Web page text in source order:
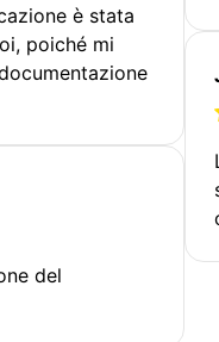
è stata
poiché mi
del